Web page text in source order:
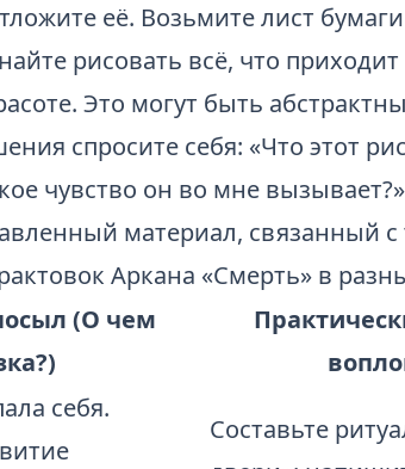
её. Возьмите лист
рисовать всё, что приходит
Это могут быть
спросите себя: «Что этот
чувство он во мне
материал, связанный
Аркана «Смерть» в
(О чем
себя.
Составьте